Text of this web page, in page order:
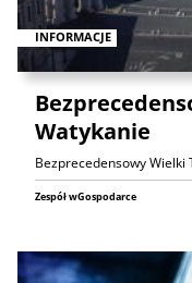
INFORMACJE
Watykanie
Bezprecedensowy Wielki
Zespół wGospodarce